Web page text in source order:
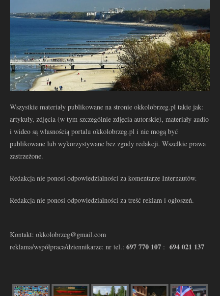
Wszystkie materiały publikowane na stronie okkolobrzeg.pl takie jak:
artykuły, zdjęcia (w tym szczególnie zdjęcia autorskie), materiały audio
i wideo są własnością portalu okkolobrzeg.pl i nie mogą być
publikowane lub wykorzystywane bez zgody redakcji. Wszelkie prawa
zastrzeżone.
Redakcja nie ponosi odpowiedzialności za komentarze Internautów.
Redakcja nie ponosi odpowiedzialności za treść reklam i ogłoszeń.
Kontakt: okkolobrzeg@gmail.com
reklama/współpraca/dziennikarze: nr tel.: 697 770 107 : 694 021 137